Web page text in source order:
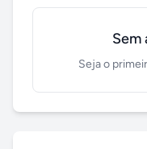
Sem
Seja o